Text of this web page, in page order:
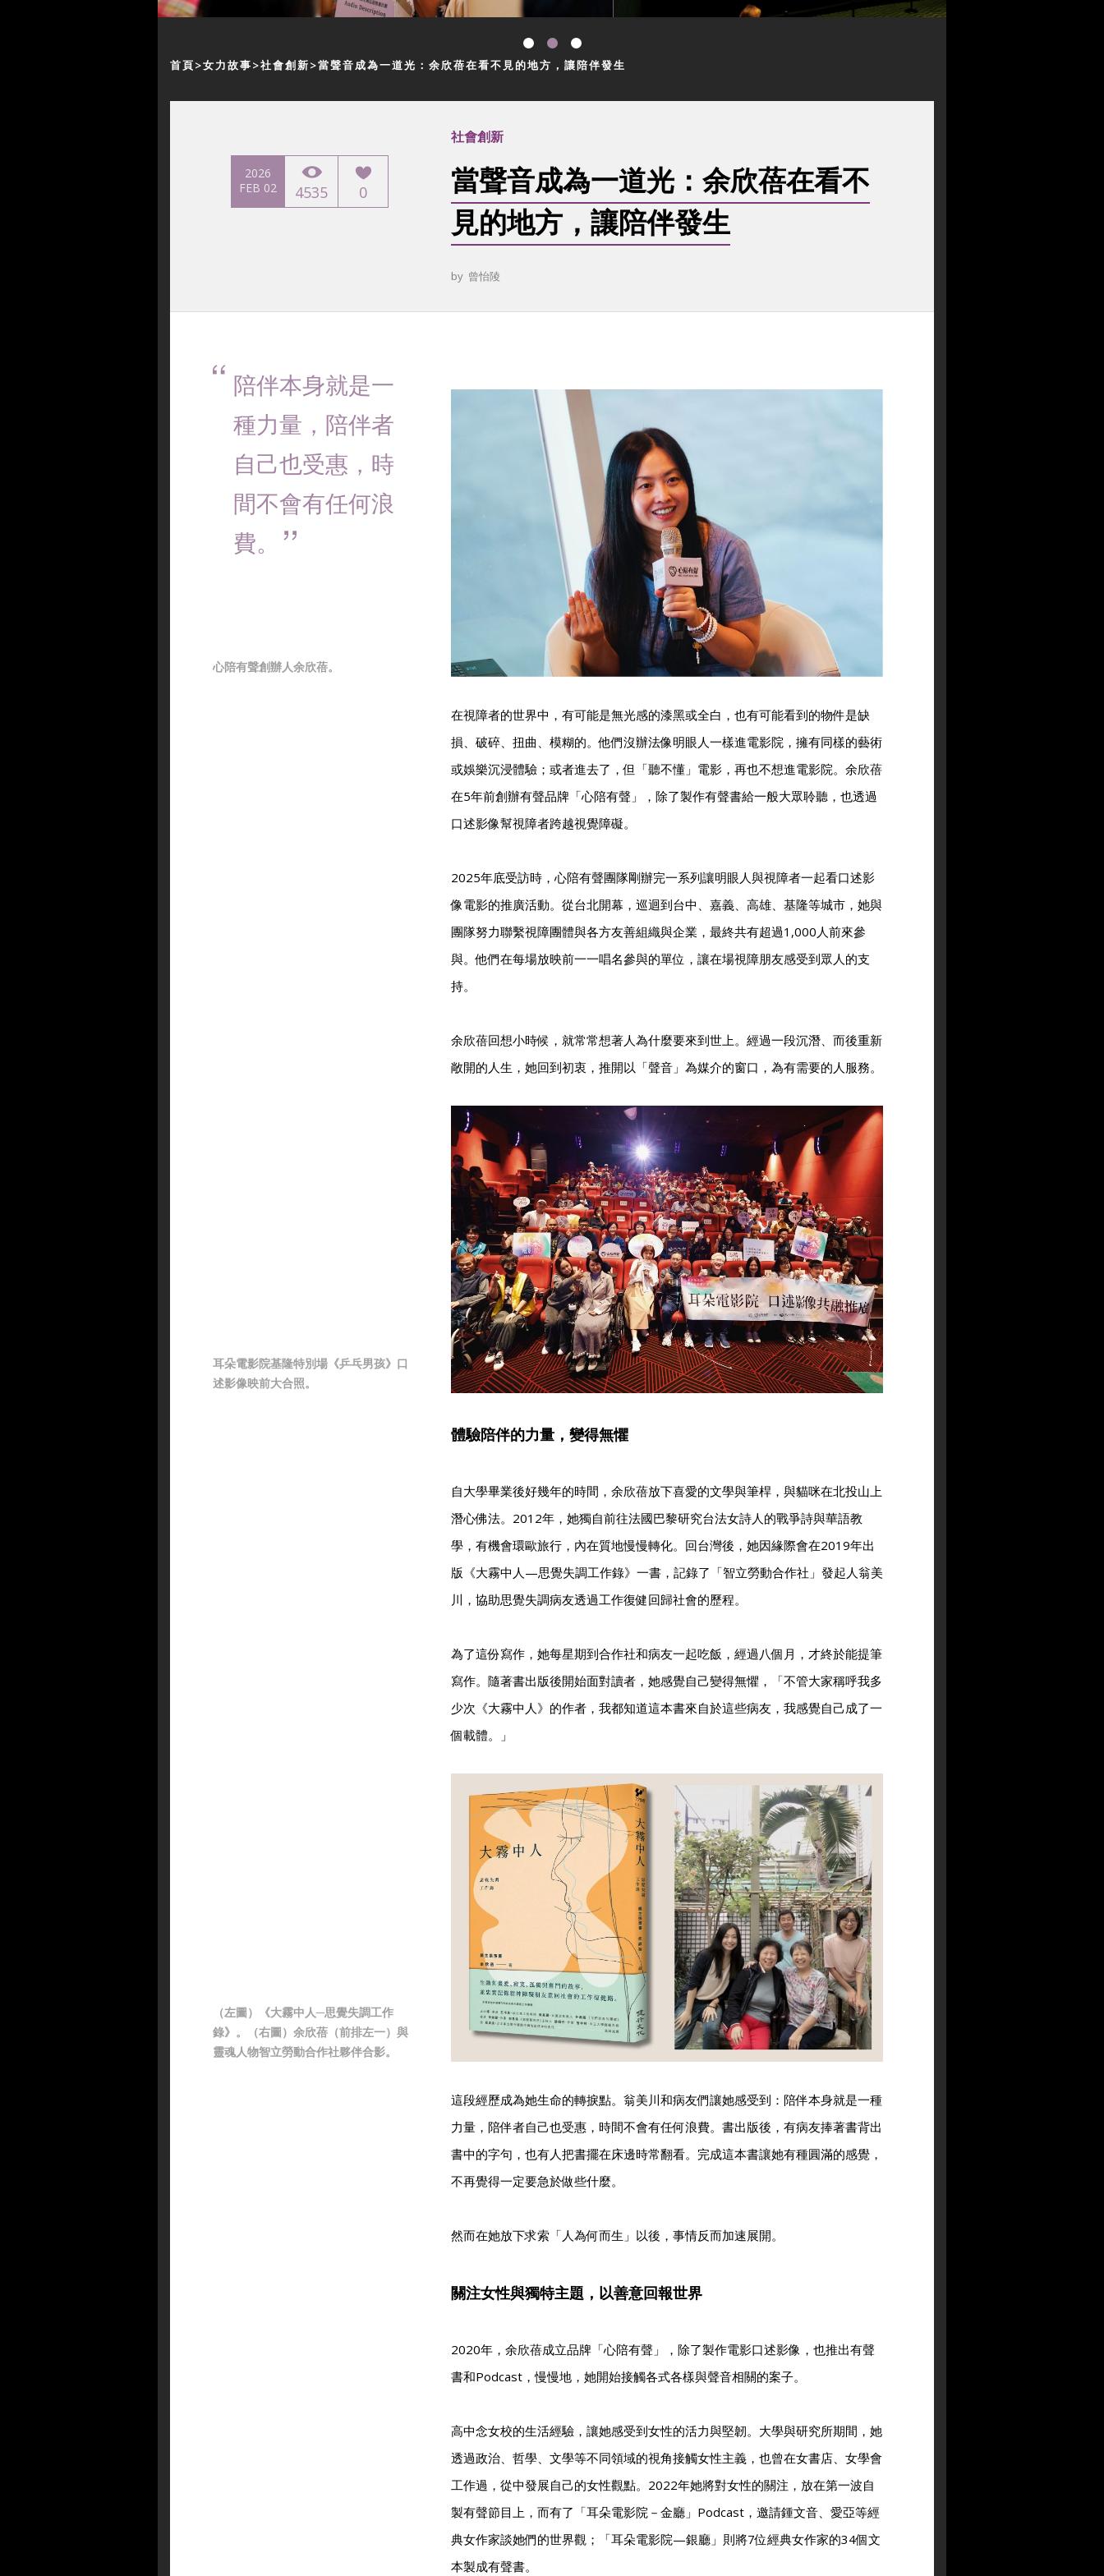
首頁 女力故事 社會創新 當聲音成為一道光：余欣蓓在看不見的地方，讓陪伴發生
2026
FEB 02
4535 0
社會創新
當聲音成為一道光：余欣蓓在看不
見的地方，讓陪伴發生
by 曾怡陵
陪伴本身就是一
種力量，陪伴者
自己也受惠，時
間不會有任何浪
費。
心陪有聲創辦人余欣蓓。
在視障者的世界中，有可能是無光感的漆黑或全白，也有可能看到的物件是缺
損、破碎、扭曲、模糊的。他們沒辦法像明眼人一樣進電影院，擁有同樣的藝術
或娛樂沉浸體驗；或者進去了，但「聽不懂」電影，再也不想進電影院。余欣蓓
在5年前創辦有聲品牌「心陪有聲」，除了製作有聲書給一般大眾聆聽，也透過
口述影像幫視障者跨越視覺障礙。
2025年底受訪時，心陪有聲團隊剛辦完一系列讓明眼人與視障者一起看口述影
像電影的推廣活動。從台北開幕，巡迴到台中、嘉義、高雄、基隆等城市，她與
團隊努力聯繫視障團體與各方友善組織與企業，最終共有超過1,000人前來參
與。他們在每場放映前一一唱名參與的單位，讓在場視障朋友感受到眾人的支
持。
余欣蓓回想小時候，就常常想著人為什麼要來到世上。經過一段沉潛、而後重新
敞開的人生，她回到初衷，推開以「聲音」為媒介的窗口，為有需要的人服務。
耳朵電影院基隆特別場《乒乓男孩》口
述影像映前大合照。
體驗陪伴的力量，變得無懼
自大學畢業後好幾年的時間，余欣蓓放下喜愛的文學與筆桿，與貓咪在北投山上
潛心佛法。2012年，她獨自前往法國巴黎研究台法女詩人的戰爭詩與華語教
學，有機會環歐旅行，內在質地慢慢轉化。回台灣後，她因緣際會在2019年出
版《大霧中人—思覺失調工作錄》一書，記錄了「智立勞動合作社」發起人翁美
川，協助思覺失調病友透過工作復健回歸社會的歷程。
為了這份寫作，她每星期到合作社和病友一起吃飯，經過八個月，才終於能提筆
寫作。隨著書出版後開始面對讀者，她感覺自己變得無懼，「不管大家稱呼我多
少次《大霧中人》的作者，我都知道這本書來自於這些病友，我感覺自己成了一
個載體。」
（左圖）《大霧中人─思覺失調工作
錄》。（右圖）余欣蓓（前排左一）與
靈魂人物智立勞動合作社夥伴合影。
這段經歷成為她生命的轉捩點。翁美川和病友們讓她感受到：陪伴本身就是一種
力量，陪伴者自己也受惠，時間不會有任何浪費。書出版後，有病友捧著書背出
書中的字句，也有人把書擺在床邊時常翻看。完成這本書讓她有種圓滿的感覺，
不再覺得一定要急於做些什麼。
然而在她放下求索「人為何而生」以後，事情反而加速展開。
關注女性與獨特主題，以善意回報世界
2020年，余欣蓓成立品牌「心陪有聲」，除了製作電影口述影像，也推出有聲
書和Podcast，慢慢地，她開始接觸各式各樣與聲音相關的案子。
高中念女校的生活經驗，讓她感受到女性的活力與堅韌。大學與研究所期間，她
透過政治、哲學、文學等不同領域的視角接觸女性主義，也曾在女書店、女學會
工作過，從中發展自己的女性觀點。2022年她將對女性的關注，放在第一波自
製有聲節目上，而有了「耳朵電影院－金廳」Podcast，邀請鍾文音、愛亞等經
典女作家談她們的世界觀；「耳朵電影院—銀廳」則將7位經典女作家的34個文
本製成有聲書。